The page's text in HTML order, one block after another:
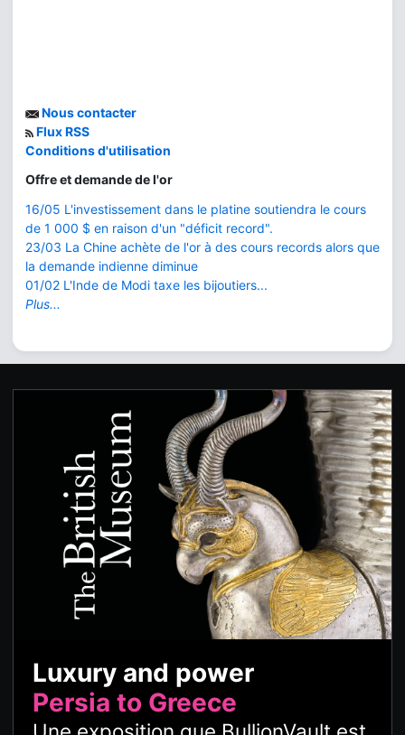
Nous contacter
Flux RSS
Conditions d'utilisation
Offre et demande de l'or
16/05 L'investissement dans le platine soutiendra le cours
de 1 000 $ en raison d'un "déficit record".
23/03 La Chine achète de l'or à des cours records alors que
la demande indienne diminue
01/02 L'Inde de Modi taxe les bijoutiers...
Plus...
Luxury and power
Persia to Greece